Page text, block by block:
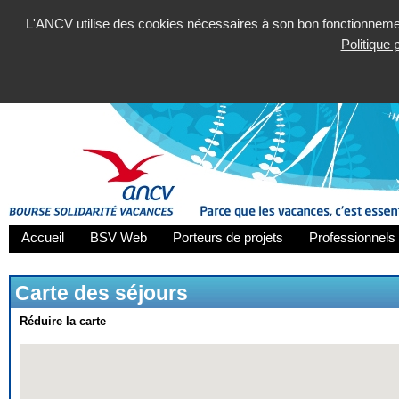
L'ANCV utilise des cookies nécessaires à son bon
Politique
Accueil BSV Web Porteurs de projets
Carte des séjours
Réduire la carte